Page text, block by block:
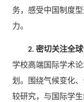
务，感受中国制度
力。
2. 密切关注全
学校高端国际学术
划。围绕气候变化
较研究，与国际学